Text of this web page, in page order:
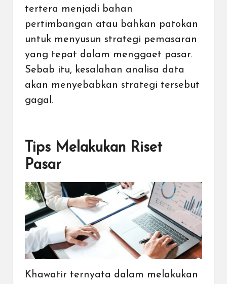
tertera menjadi bahan
pertimbangan atau bahkan patokan
untuk menyusun strategi pemasaran
yang tepat dalam menggaet pasar.
Sebab itu, kesalahan analisa data
akan menyebabkan strategi tersebut
gagal.
Tips Melakukan Riset
Pasar
Khawatir ternyata dalam melakukan